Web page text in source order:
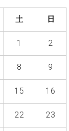
土 日
1 2
8 9
15 16
22 23